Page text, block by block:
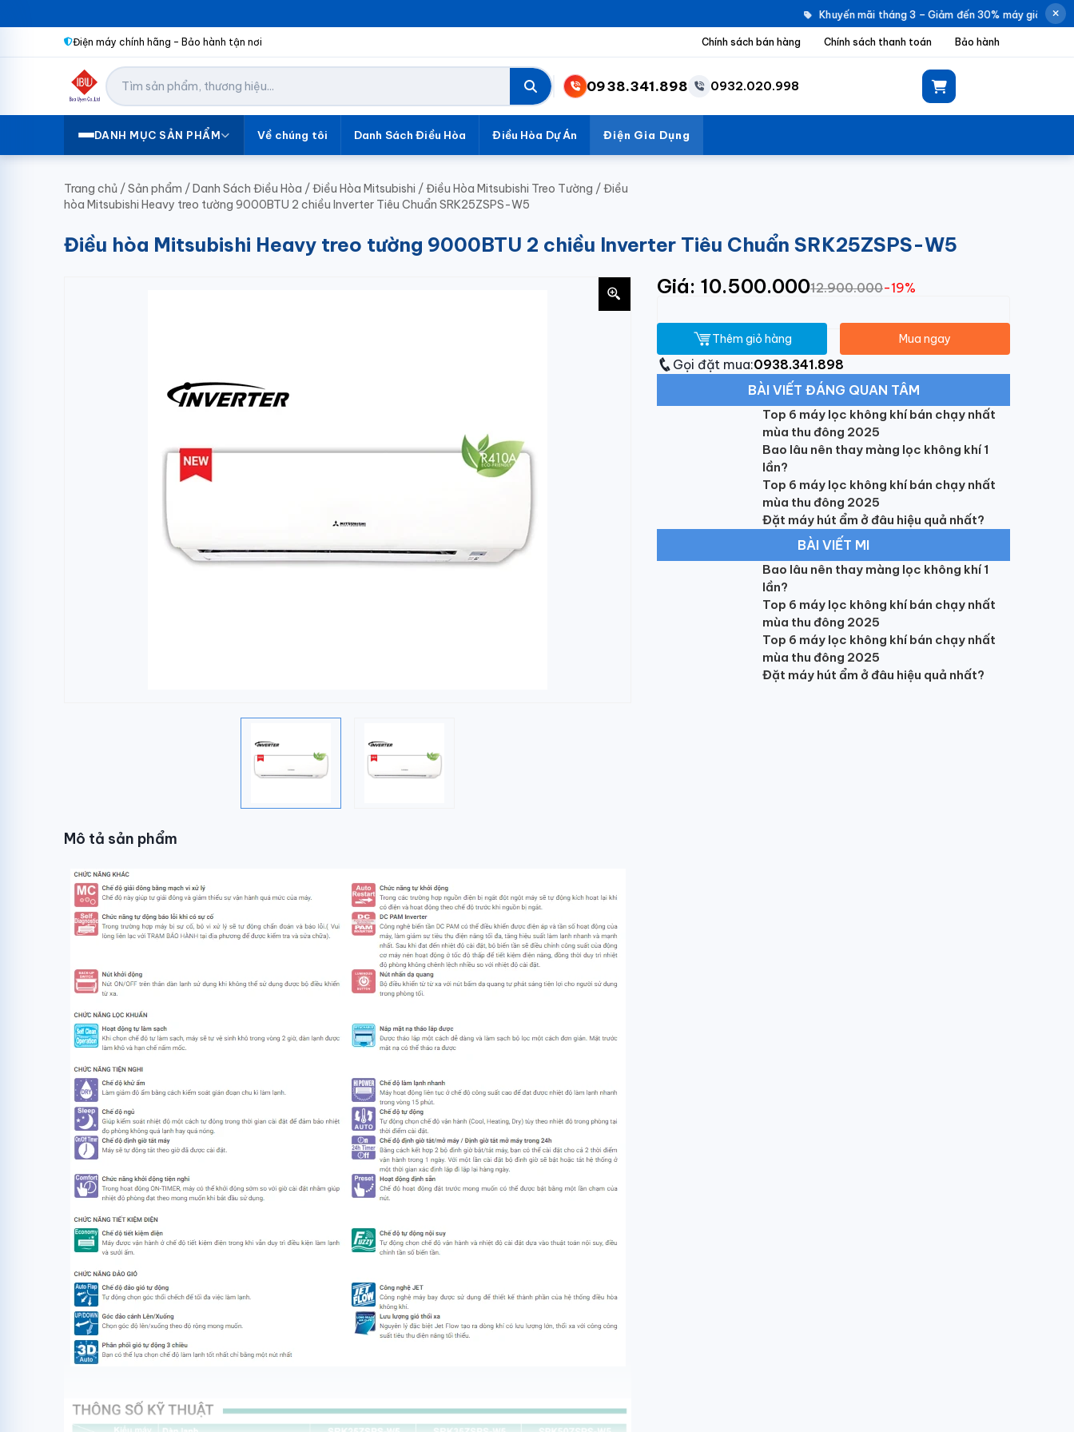
Khuyến mãi tháng 3 – Giảm đến 30% máy giặt
Điện máy chính hãng – Bảo hành tận nơi Chính sách bán hàng Chính sách thanh toán Bảo hành
0938.341.898 0932.020.998
DANH MỤC SẢN PHẨM Về chúng tôi Danh Sách Điều Hòa Điều Hòa Dự Án Điện Gia Dụng
Trang chủ /Sản phẩm /Danh Sách Điều Hòa /Điều Hòa Mitsubishi /Điều Hòa Mitsubishi Treo Tường /Điều
hòa Mitsubishi Heavy treo tường 9000BTU 2 chiều Inverter Tiêu Chuẩn SRK25ZSPS-W5
Điều hòa Mitsubishi Heavy treo tường 9000BTU 2 chiều Inverter Tiêu Chuẩn SRK25ZSPS-W5
Mô tả sản phẩm
Giá: 10.500.00012.900.000-19%
Thêm giỏ hàng Mua ngay
Gọi đặt mua:0938.341.898
BÀI VIẾT ĐÁNG QUAN TÂM
Top 6 máy lọc không khí bán chạy nhất
mùa thu đông 2025
Bao lâu nên thay màng lọc không khí 1
lần?
Top 6 máy lọc không khí bán chạy nhất
mùa thu đông 2025
Đặt máy hút ẩm ở đâu hiệu quả nhất?
BÀI VIẾT MI
Bao lâu nên thay màng lọc không khí 1
lần?
Top 6 máy lọc không khí bán chạy nhất
mùa thu đông 2025
Top 6 máy lọc không khí bán chạy nhất
mùa thu đông 2025
Đặt máy hút ẩm ở đâu hiệu quả nhất?